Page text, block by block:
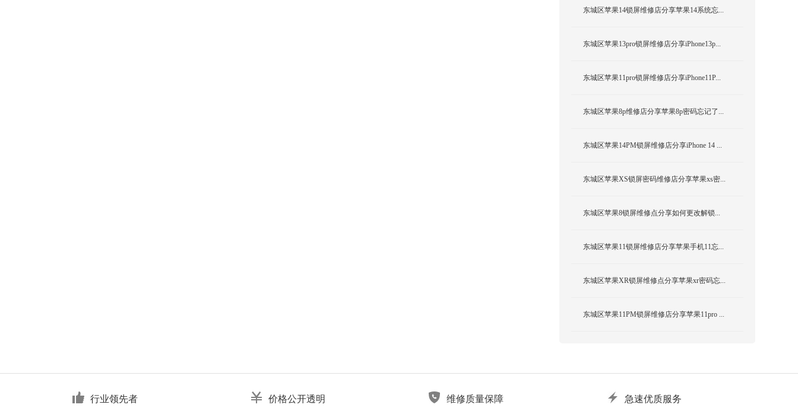
东城区苹果14锁屏维修店分享苹果14系统忘...
东城区苹果13pro锁屏维修店分享iPhone13p...
东城区苹果11pro锁屏维修店分享iPhone11P...
东城区苹果8p维修店分享苹果8p密码忘记了...
东城区苹果14PM锁屏维修店分享iPhone 14 ...
东城区苹果XS锁屏密码维修店分享苹果xs密...
东城区苹果8锁屏维修点分享如何更改解锁...
东城区苹果11锁屏维修店分享苹果手机11忘...
东城区苹果XR锁屏维修点分享苹果xr密码忘...
东城区苹果11PM锁屏维修店分享苹果11pro ...
行业领先者 价格公开透明 维修质量保障 急速优质服务